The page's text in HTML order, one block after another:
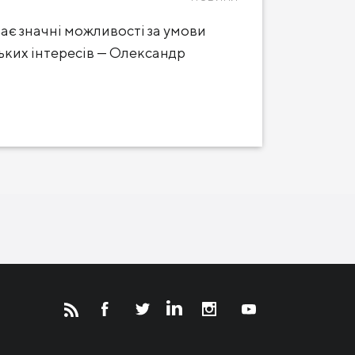
значні можливості за умови
інтересів — Олександр
Инвесторам